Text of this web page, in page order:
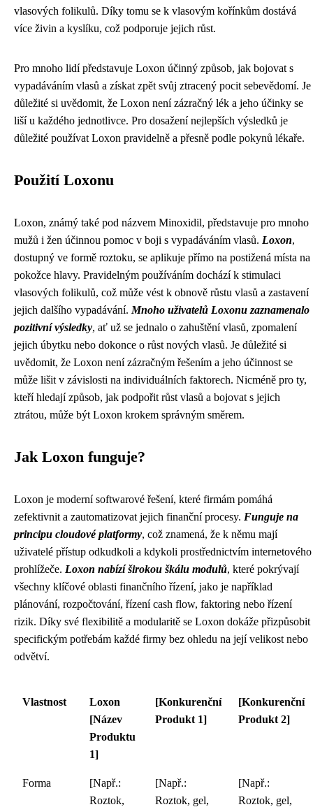
vlasových folikulů. Díky tomu se k vlasovým kořínkům dostává
více živin a kyslíku, což podporuje jejich růst.
Pro mnoho lidí představuje Loxon účinný způsob, jak bojovat s
vypadáváním vlasů a získat zpět svůj ztracený pocit sebevědomí. Je
důležité si uvědomit, že Loxon není zázračný lék a jeho účinky se
liší u každého jednotlivce. Pro dosažení nejlepších výsledků je
důležité používat Loxon pravidelně a přesně podle pokynů lékaře.
Použití Loxonu
Loxon, známý také pod názvem Minoxidil, představuje pro mnoho
mužů i žen účinnou pomoc v boji s vypadáváním vlasů. Loxon,
dostupný ve formě roztoku, se aplikuje přímo na postižená místa na
pokožce hlavy. Pravidelným používáním dochází k stimulaci
vlasových folikulů, což může vést k obnově růstu vlasů a zastavení
jejich dalšího vypadávání. Mnoho uživatelů Loxonu zaznamenalo
pozitivní výsledky, ať už se jednalo o zahuštění vlasů, zpomalení
jejich úbytku nebo dokonce o růst nových vlasů. Je důležité si
uvědomit, že Loxon není zázračným řešením a jeho účinnost se
může lišit v závislosti na individuálních faktorech. Nicméně pro ty,
kteří hledají způsob, jak podpořit růst vlasů a bojovat s jejich
ztrátou, může být Loxon krokem správným směrem.
Jak Loxon funguje?
Loxon je moderní softwarové řešení, které firmám pomáhá
zefektivnit a zautomatizovat jejich finanční procesy. Funguje na
principu cloudové platformy, což znamená, že k němu mají
uživatelé přístup odkudkoli a kdykoli prostřednictvím internetového
prohlížeče. Loxon nabízí širokou škálu modulů, které pokrývají
všechny klíčové oblasti finančního řízení, jako je například
plánování, rozpočtování, řízení cash flow, faktoring nebo řízení
rizik. Díky své flexibilitě a modularitě se Loxon dokáže přizpůsobit
specifickým potřebám každé firmy bez ohledu na její velikost nebo
odvětví.
Vlastnost
Loxon
[Název
Produktu
1]
[Konkurenční
Produkt 1]
[Konkurenční
Produkt 2]
Forma
[Např.:
Roztok,
[Např.:
Roztok, gel,
[Např.:
Roztok, gel,